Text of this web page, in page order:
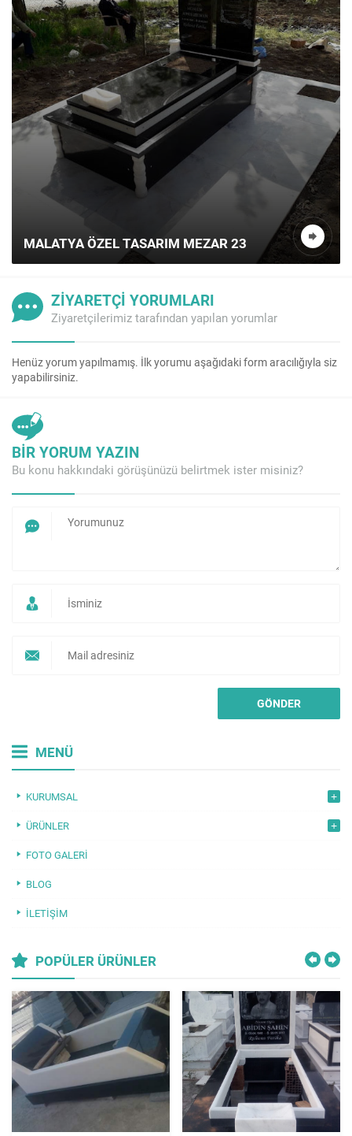
MALATYA ÖZEL TASARIM MEZAR 23
ZİYARETÇİ YORUMLARI
Ziyaretçilerimiz tarafından yapılan yorumlar
Henüz yorum yapılmamış. İlk yorumu aşağıdaki form aracılığıyla siz
yapabilirsiniz.
BİR YORUM YAZIN
Bu konu hakkındaki görüşünüzü belirtmek ister misiniz?
MENÜ
KURUMSAL
ÜRÜNLER
FOTO GALERI
BLOG
İLETIŞIM
POPÜLER ÜRÜNLER